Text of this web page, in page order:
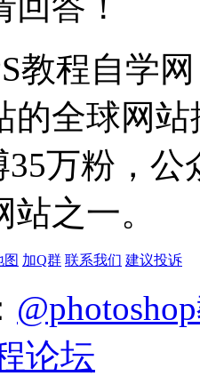
教程自学
的全球网
35万粉，
之一。
图 加Q群 联系我们 建议投诉
论坛